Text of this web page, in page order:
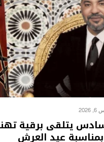
يتلقى برقية
عيد العرش